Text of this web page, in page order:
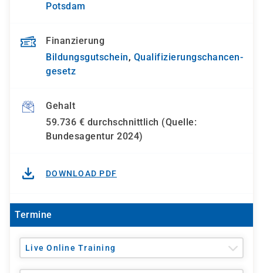
Potsdam
Finanzierung
Bildungsgutschein, Qualifizierungs­chancen­
gesetz
Gehalt
59.736 € durchschnittlich (Quelle:
Bundesagentur 2024)
DOWNLOAD PDF
Termine
Live Online Training